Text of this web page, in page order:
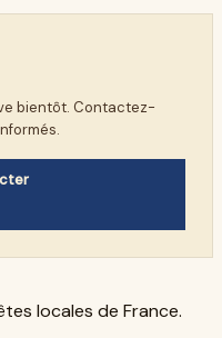
bientôt. Contactez-
locales de France.